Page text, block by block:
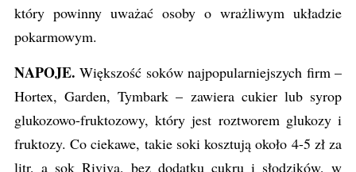
który powinny uważać osoby o wrażliwym układzie
pokarmowym.
NAPOJE.Większość soków najpopularniejszych firm –
Hortex, Garden, Tymbark – zawiera cukier lub syrop
glukozowo-fruktozowy, który jest roztworem glukozy i
fruktozy. Co ciekawe, takie soki kosztują około 4-5 zł za
litr, a sok Riviva, bez dodatku cukru i słodzików, w